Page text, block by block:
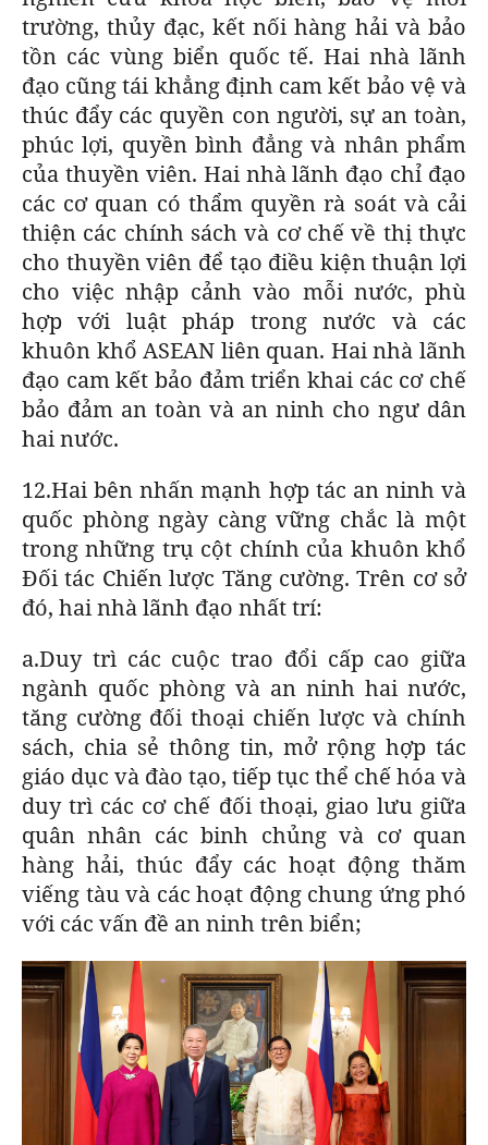
trường, thủy đạc, kết nối hàng hải và bảo
tồn các vùng biển quốc tế. Hai nhà lãnh
đạo cũng tái khẳng định cam kết bảo vệ và
thúc đẩy các quyền con người, sự an toàn,
phúc lợi, quyền bình đẳng và nhân phẩm
của thuyền viên. Hai nhà lãnh đạo chỉ đạo
các cơ quan có thẩm quyền rà soát và cải
thiện các chính sách và cơ chế về thị thực
cho thuyền viên để tạo điều kiện thuận lợi
cho việc nhập cảnh vào mỗi nước, phù
hợp với luật pháp trong nước và các
khuôn khổ ASEAN liên quan. Hai nhà lãnh
đạo cam kết bảo đảm triển khai các cơ chế
bảo đảm an toàn và an ninh cho ngư dân
hai nước.
12.Hai bên nhấn mạnh hợp tác an ninh và
quốc phòng ngày càng vững chắc là một
trong những trụ cột chính của khuôn khổ
Đối tác Chiến lược Tăng cường. Trên cơ sở
đó, hai nhà lãnh đạo nhất trí:
a.Duy trì các cuộc trao đổi cấp cao giữa
ngành quốc phòng và an ninh hai nước,
tăng cường đối thoại chiến lược và chính
sách, chia sẻ thông tin, mở rộng hợp tác
giáo dục và đào tạo, tiếp tục thể chế hóa và
duy trì các cơ chế đối thoại, giao lưu giữa
quân nhân các binh chủng và cơ quan
hàng hải, thúc đẩy các hoạt động thăm
viếng tàu và các hoạt động chung ứng phó
với các vấn đề an ninh trên biển;